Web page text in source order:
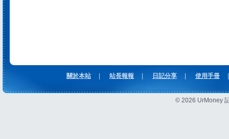
關於本站 站長報報 日記分享 使用手冊
© 2026 UrMoney